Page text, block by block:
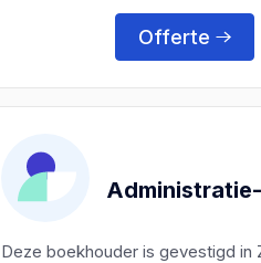
Offerte
Deze boekhouder is gevestigd